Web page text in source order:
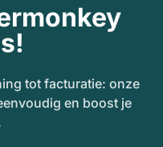
tot facturatie: onze
en boost je